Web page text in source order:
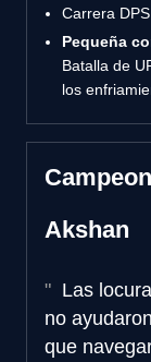
Carrera DPS
Pequeña
Batalla de
los
Akshan
Las
no
que